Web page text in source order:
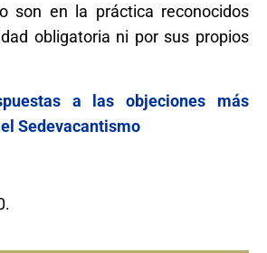
son en la práctica reconocidos
obligatoria ni por sus propios
a las objeciones más
Sedevacantismo